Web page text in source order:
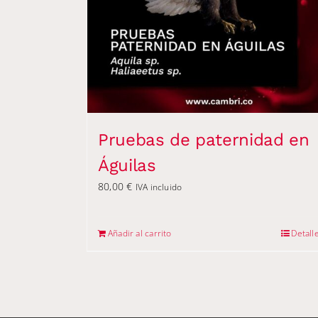
Pruebas de paternidad en
Águilas
80,00€ IVA incluido
Añadir al carrito